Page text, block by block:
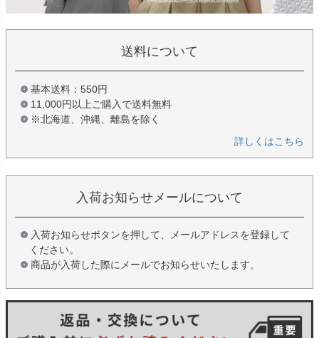
送料について
基本送料：550円
11,000円以上ご購入で送料無料
※北海道、沖縄、離島を除く
詳しくはこちら
入荷お知らせメールについて
入荷お知らせボタンを押して、メールアドレスを登録して
ください。
商品が入荷した際にメールでお知らせいたします。